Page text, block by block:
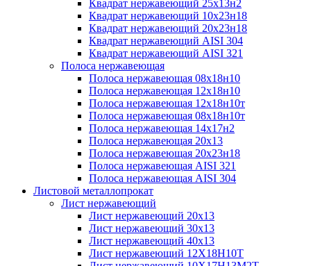
Квадрат нержавеющий 25х13н2
Квадрат нержавеющий 10х23н18
Квадрат нержавеющий 20х23н18
Квадрат нержавеющий AISI 304
Квадрат нержавеющий AISI 321
Полоса нержавеющая
Полоса нержавеющая 08х18н10
Полоса нержавеющая 12х18н10
Полоса нержавеющая 12х18н10т
Полоса нержавеющая 08х18н10т
Полоса нержавеющая 14х17н2
Полоса нержавеющая 20х13
Полоса нержавеющая 20х23н18
Полоса нержавеющая AISI 321
Полоса нержавеющая AISI 304
Листовой металлопрокат
Лист нержавеющий
Лист нержавеющий 20х13
Лист нержавеющий 30х13
Лист нержавеющий 40х13
Лист нержавеющий 12Х18Н10Т